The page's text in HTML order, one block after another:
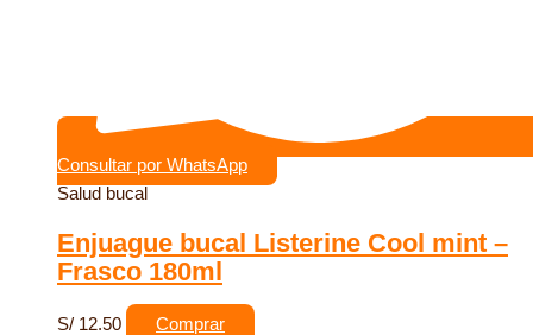
Consultar por WhatsApp
Salud bucal
Enjuague bucal Listerine Cool mint –
Frasco 180ml
S/ 12.50 Comprar